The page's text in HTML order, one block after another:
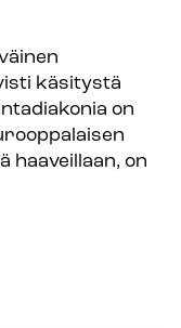
käsitystä
on
haaveillaan, on